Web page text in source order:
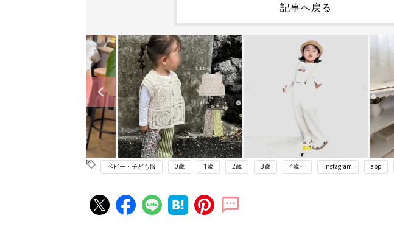
記事へ戻る
ベビー・子ども服 0歳 1歳 2歳 3歳 4歳～ Instagram app